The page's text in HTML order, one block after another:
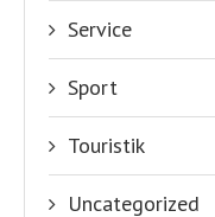
Service
Sport
Touristik
Uncategorized